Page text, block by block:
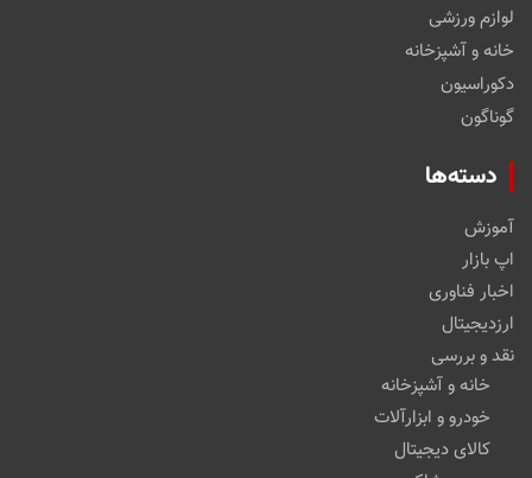
لوازم ورزشی
خانه و آشپزخانه
دکوراسیون
گوناگون
دسته‌ها
آموزش
اپ بازار
اخبار فناوری
ارزدیجیتال
نقد و بررسی
خانه و آشپزخانه
خودرو و ابزارآلات
کالای دیجیتال